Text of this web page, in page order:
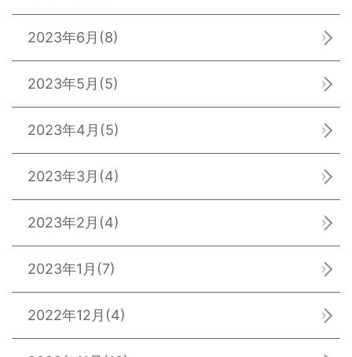
2023年6月 (8)
2023年5月 (5)
2023年4月 (5)
2023年3月 (4)
2023年2月 (4)
2023年1月 (7)
2022年12月 (4)